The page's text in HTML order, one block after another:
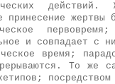
принесение
и совпадает с
время;
То же